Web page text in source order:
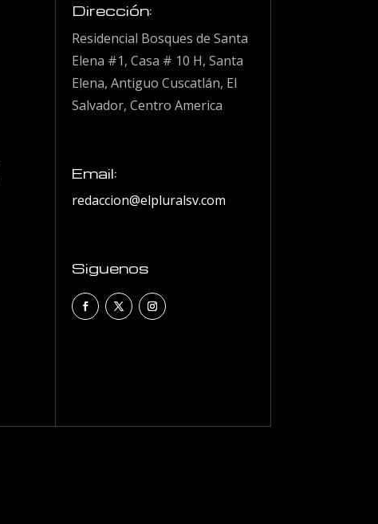
Dirección:
Residencial Bosques de Santa
Elena #1, Casa # 10 H, Santa
Elena, Antiguo Cuscatlán, El
Salvador, Centro America
Email:
redaccion@elpluralsv.com
Siguenos